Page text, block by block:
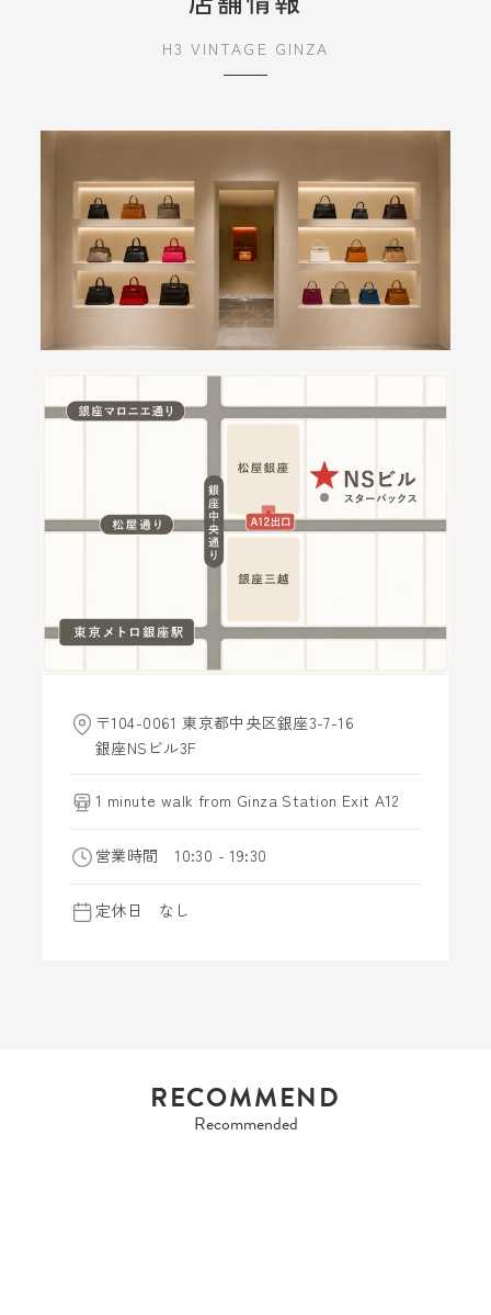
H3 VINTAGE GINZA
〒104-0061 東京都中央区銀座3-7-16
銀座NSビル3F
1 minute walk from Ginza Station Exit A12
営業時間 10:30 - 19:30
定休日 なし
RECOMMEND
Recommended